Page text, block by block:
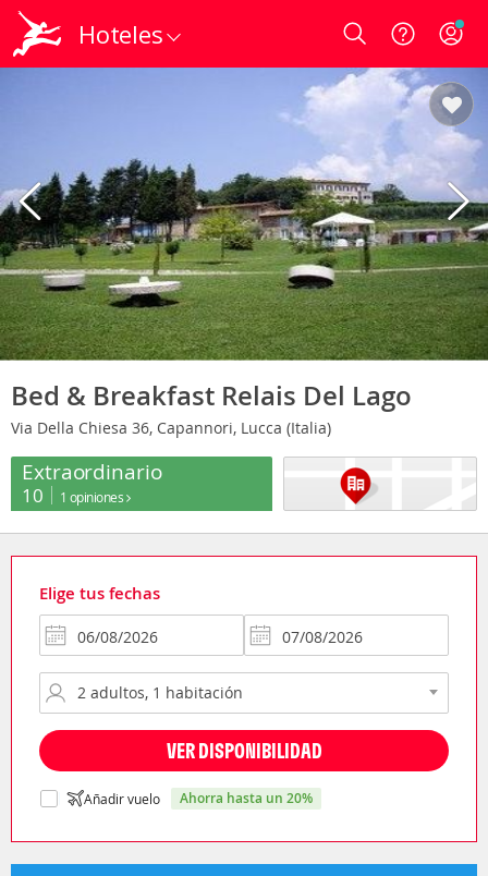
Hoteles Login
Bed & Breakfast Relais Del Lago
Via Della Chiesa 36, Capannori, Lucca (Italia)
Extraordinario
10 1 opiniones
Elige tus fechas
VER DISPONIBILIDAD
Añadir vuelo ahorra hasta un 20%